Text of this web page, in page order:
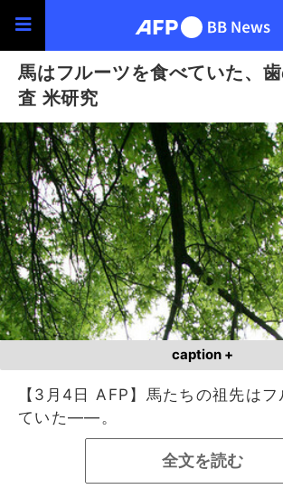
馬はフルーツを食べていた、
査 米研究
caption +
【3月4日 AFP】馬たちの祖先は
ていた――。
全文を読む